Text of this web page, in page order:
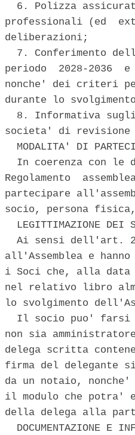
6. Polizza
professionali (ed
deliberazioni;
7. Conferimento
periodo  2028-2036
nonche' dei criteri
durante lo
8. Informativa
societa' di revisione
MODALITA' DI
In coerenza con le
Regolamento
partecipare
socio, persona
LEGITTIMAZIONE DEI
Ai sensi dell'art.
all'Assemblea e
i Soci che, alla
nel relativo libro
lo svolgimento
Il socio puo' farsi
non sia
delega scritta
firma del delegante
da un notaio,
il modulo che potra'
della delega alla
DOCUMENTAZIONE E